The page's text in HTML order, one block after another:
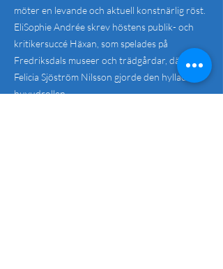
möter en levande och aktuell konstnärlig röst.
EliSophie Andrée skrev höstens publik- och
kritikersuccé Häxan, som spelades på
Fredriksdals museer och trädgårdar, där även
Felicia Sjöström Nilsson gjorde den hyllade
huvudrollen.